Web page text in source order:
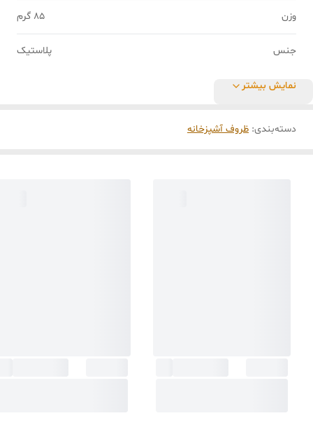
وزن 85 گرم
جنس پلاستیک
نمایش بیشتر
دسته‌بندی: ظروف آشپزخانه